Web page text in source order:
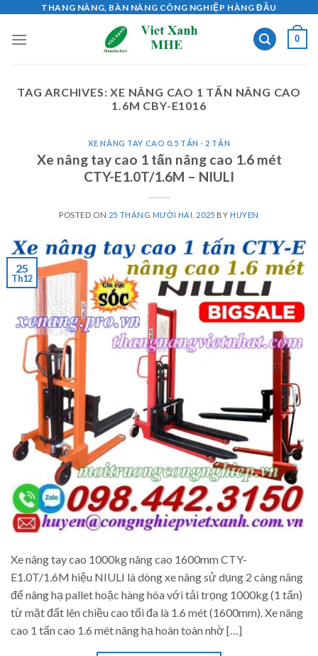
content
THANG NÂNG, BÀN NÂNG CÔNG NGHIỆP HÀNG ĐẦU
0
TAG ARCHIVES:XE NÂNG CAO 1 TẤN NÂNG CAO
1.6M CBY-E1016
XE NÂNG TAY CAO 0.5 TẤN - 2 TẤN
Xe nâng tay cao 1 tấn nâng cao 1.6 mét
CTY-E1.0T/1.6M – NIULI
POSTED ON 25 THÁNG MƯỜI HAI, 2025 BY HUYEN
25
Th12
Xe nâng tay cao 1000kg nâng cao 1600mm CTY-
E1.0T/1.6M hiệu NIULI là dòng xe nâng sử dụng 2 càng nâng
để nâng hạ pallet hoặc hàng hóa với tải trọng 1000kg (1 tấn)
từ mặt đất lên chiều cao tối đa là 1.6 mét (1600mm). Xe nâng
cao 1 tấn cao 1.6 mét nâng hạ hoàn toàn nhờ […]